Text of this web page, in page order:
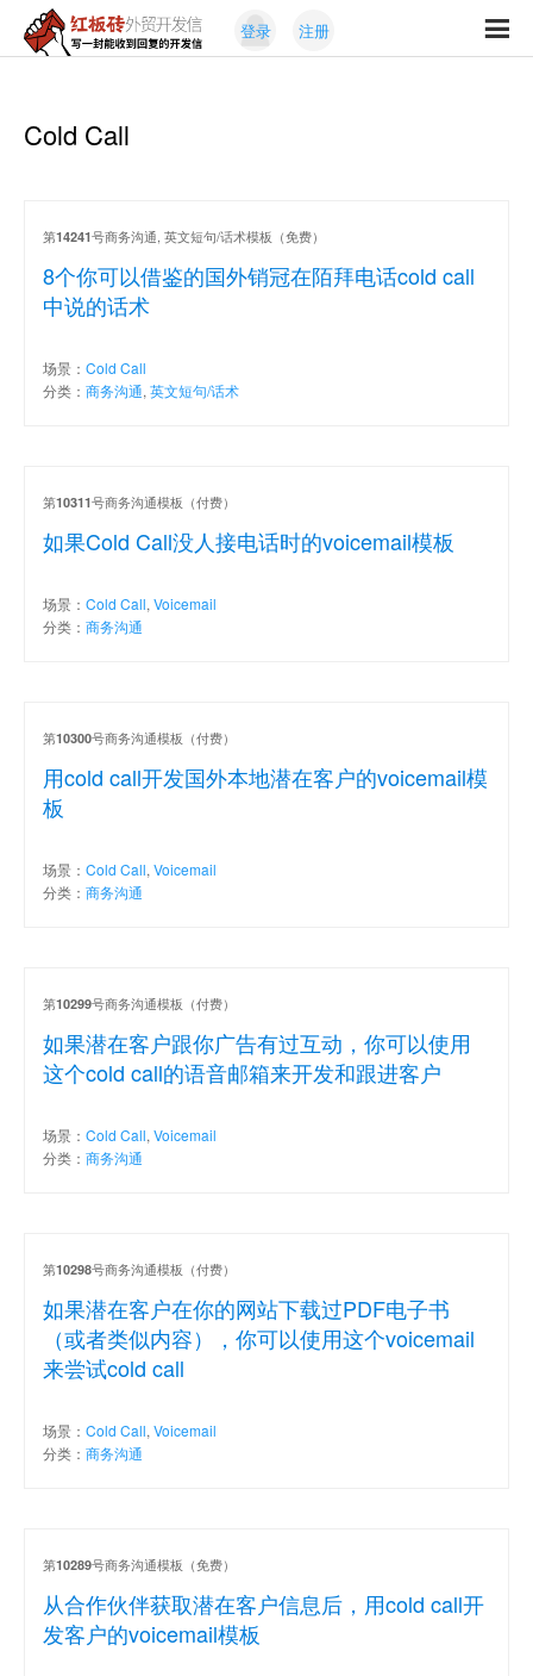
红
外
信
封
能
登录 注册
Cold Call
8个你可以借鉴的国外销冠在陌拜电话cold call
中说的话术
第14241号商务沟通, 英文短句/话术模板（免费）
场景： Cold Call
分类： 商务沟通, 英文短句/话术
如果Cold Call没人接电话时的voicemail模板
第10311号商务沟通模板（付费）
场景： Cold Call, Voicemail
分类： 商务沟通
用cold call开发国外本地潜在客户的voicemail模
板
第10300号商务沟通模板（付费）
场景： Cold Call, Voicemail
分类： 商务沟通
如果潜在客户跟你广告有过互动，你可以使用
这个cold call的语音邮箱来开发和跟进客户
第10299号商务沟通模板（付费）
场景： Cold Call, Voicemail
分类： 商务沟通
如果潜在客户在你的网站下载过PDF电子书
（或者类似内容），你可以使用这个voicemail
来尝试cold call
第10298号商务沟通模板（付费）
场景： Cold Call, Voicemail
分类： 商务沟通
从合作伙伴获取潜在客户信息后，用cold call开
发客户的voicemail模板
第10289号商务沟通模板（免费）